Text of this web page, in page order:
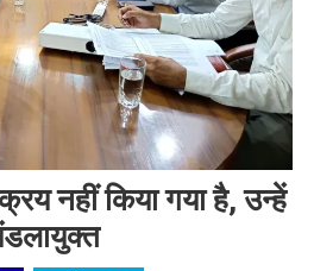
नहीं किया गया है, उन्हें